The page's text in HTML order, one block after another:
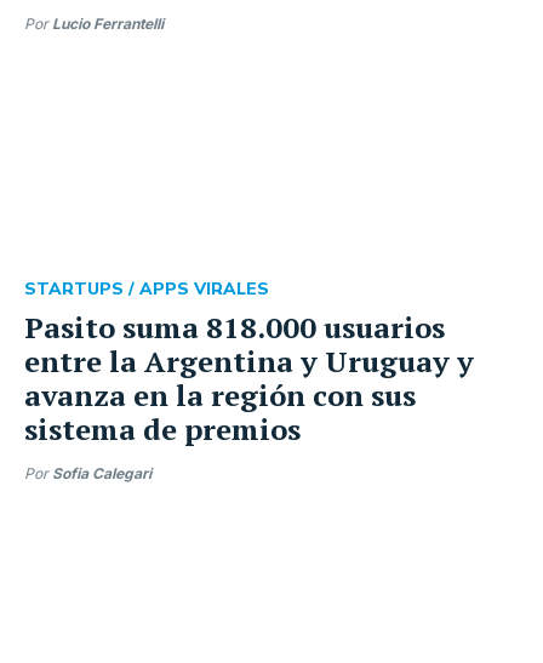
Por Lucio Ferrantelli
Pasito suma 818.000 usuarios
entre la Argentina y Uruguay y
avanza en la región con sus
sistema de premios
STARTUPS / APPS VIRALES
Por Sofia Calegari